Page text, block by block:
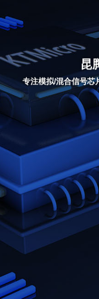
昆
专注模拟/混合信号芯